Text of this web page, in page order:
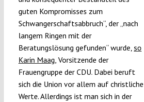
guten Kompromisses zum
Schwangerschaftsabbruch“, der „nach
langem Ringen mit der
Beratungslösung gefunden“ wurde, so
Karin Maag, Vorsitzende der
Frauengruppe der CDU. Dabei beruft
sich die Union vor allem auf christliche
Werte. Allerdings ist man sich in der